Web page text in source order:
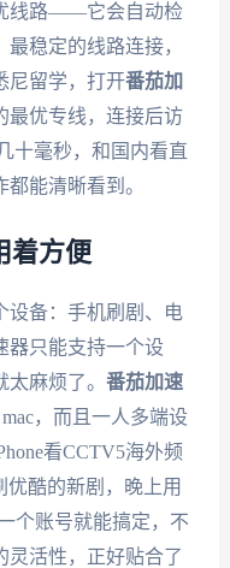
线路——它会自动检
稳定的线路连接，
尼留学，打开番茄加
最优专线，连接后访
十毫秒，和国内看直
能清晰看到。
着方便
设备：手机刷剧、电
器只能支持一个设
麻烦了。 番茄加速
，而且一人多端设
看CCTV5海外频
优酷的新剧，晚上用
个账号就能搞定，不
灵活性，正好贴合了